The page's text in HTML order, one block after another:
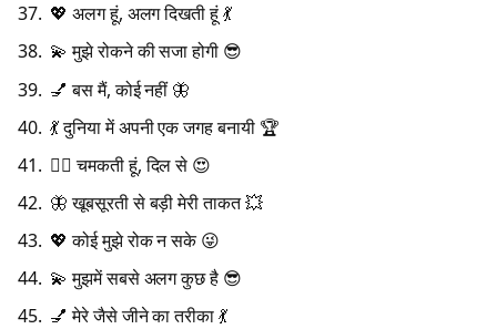
💖 अलग हूं, अलग दिखती हूं 💃
💫 मुझे रोकने की सजा होगी 😎
💅 बस मैं, कोई नहीं 🦋
💃 दुनिया में अपनी एक जगह बनायी 🏆
💁‍♀️ चमकती हूं, दिल से 😍
🦋 खूबसूरती से बड़ी मेरी ताकत 💥
💖 कोई मुझे रोक न सके 😜
💫 मुझमें सबसे अलग कुछ है 😎
💅 मेरे जैसे जीने का तरीका 💃